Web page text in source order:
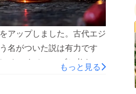
アップしました。古代エジ
名がついた説は有力です
きのあるハーブと考えて
ラ、日の入にはキフィと
、香煙に包まれた街はどれ
もっと見る